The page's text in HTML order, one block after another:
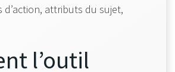
d’action, attributs du sujet,
l’outil